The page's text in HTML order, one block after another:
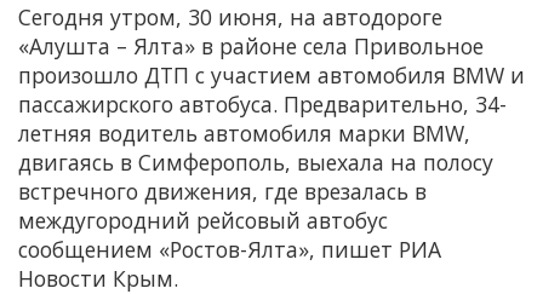
Сегодня утром, 30 июня, на автодороге
«Алушта – Ялта» в районе села Привольное
произошло ДТП с участием автомобиля BMW и
пассажирского автобуса. Предварительно, 34-
летняя водитель автомобиля марки BMW,
двигаясь в Симферополь, выехала на полосу
встречного движения, где врезалась в
междугородний рейсовый автобус
сообщением «Ростов-Ялта», пишет РИА
Новости Крым.